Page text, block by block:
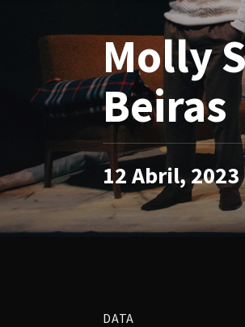
Molly
Beiras
12 Abril, 2023
DATA